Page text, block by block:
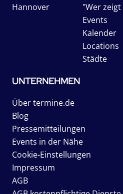
Hannover
"Wer
Events
Kalender
Locations
Städte
UNTERNEHMEN
Über termine.de
Blog
Pressemitteilungen
Events in der Nähe
Cookie-Einstellungen
Impressum
AGB